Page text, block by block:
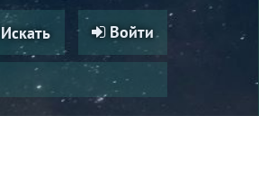
Войти
Искать